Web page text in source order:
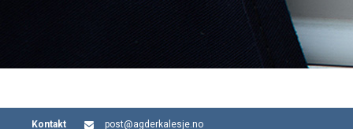
Kontakt
post@agderkalesje.no